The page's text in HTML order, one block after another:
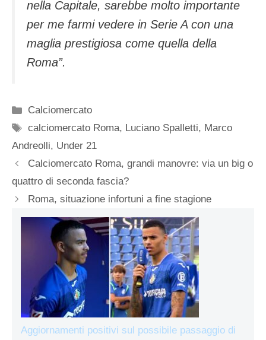
nella Capitale, sarebbe molto importante
per me farmi vedere in Serie A con una
maglia prestigiosa come quella della
Roma”.
Categorie
Calciomercato
Tag
calciomercato Roma, Luciano Spalletti, Marco
Andreolli, Under 21
Calciomercato Roma, grandi manovre: via un big o
quattro di seconda fascia?
Roma, situazione infortuni a fine stagione
Aggiornamenti positivi sul possibile passaggio di